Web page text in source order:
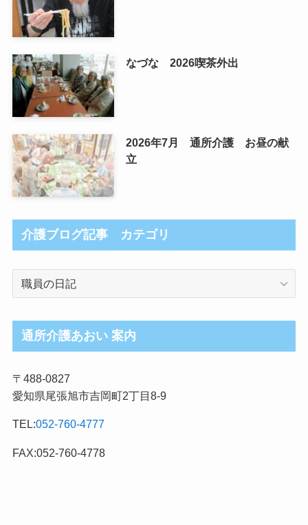
なづな 2026喫茶外出
2026年7月 通所介護 お昼の献
立
介護ブログ記事 カテゴリ
介
ロ
グ
事
カ
ゴ
リ
通所介護あおい 案内
〒488-0827
愛知県尾張旭市吉岡町2丁目8-9
TEL:052-760-4777
FAX:052-760-4778